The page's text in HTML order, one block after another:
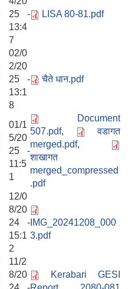
25 -
13:4
7
LISA 80-81.pdf
02/0
2/20
25 -
13:1
8
चैते धान.pdf
01/1
5/20
25 -
11:5
1
Document
507.pdf,
वडागत
merged.pdf,
शाखागत
merged_compressed
.pdf
12/0
8/20
24 -
15:1
2
IMG_20241208_000
3.pdf
11/2
8/20
Kerabari GESI